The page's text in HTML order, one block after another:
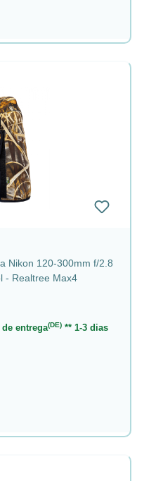
Nikon 120-300mm f/2.8
- Realtree Max4
entrega(DE) ** 1-3 dias